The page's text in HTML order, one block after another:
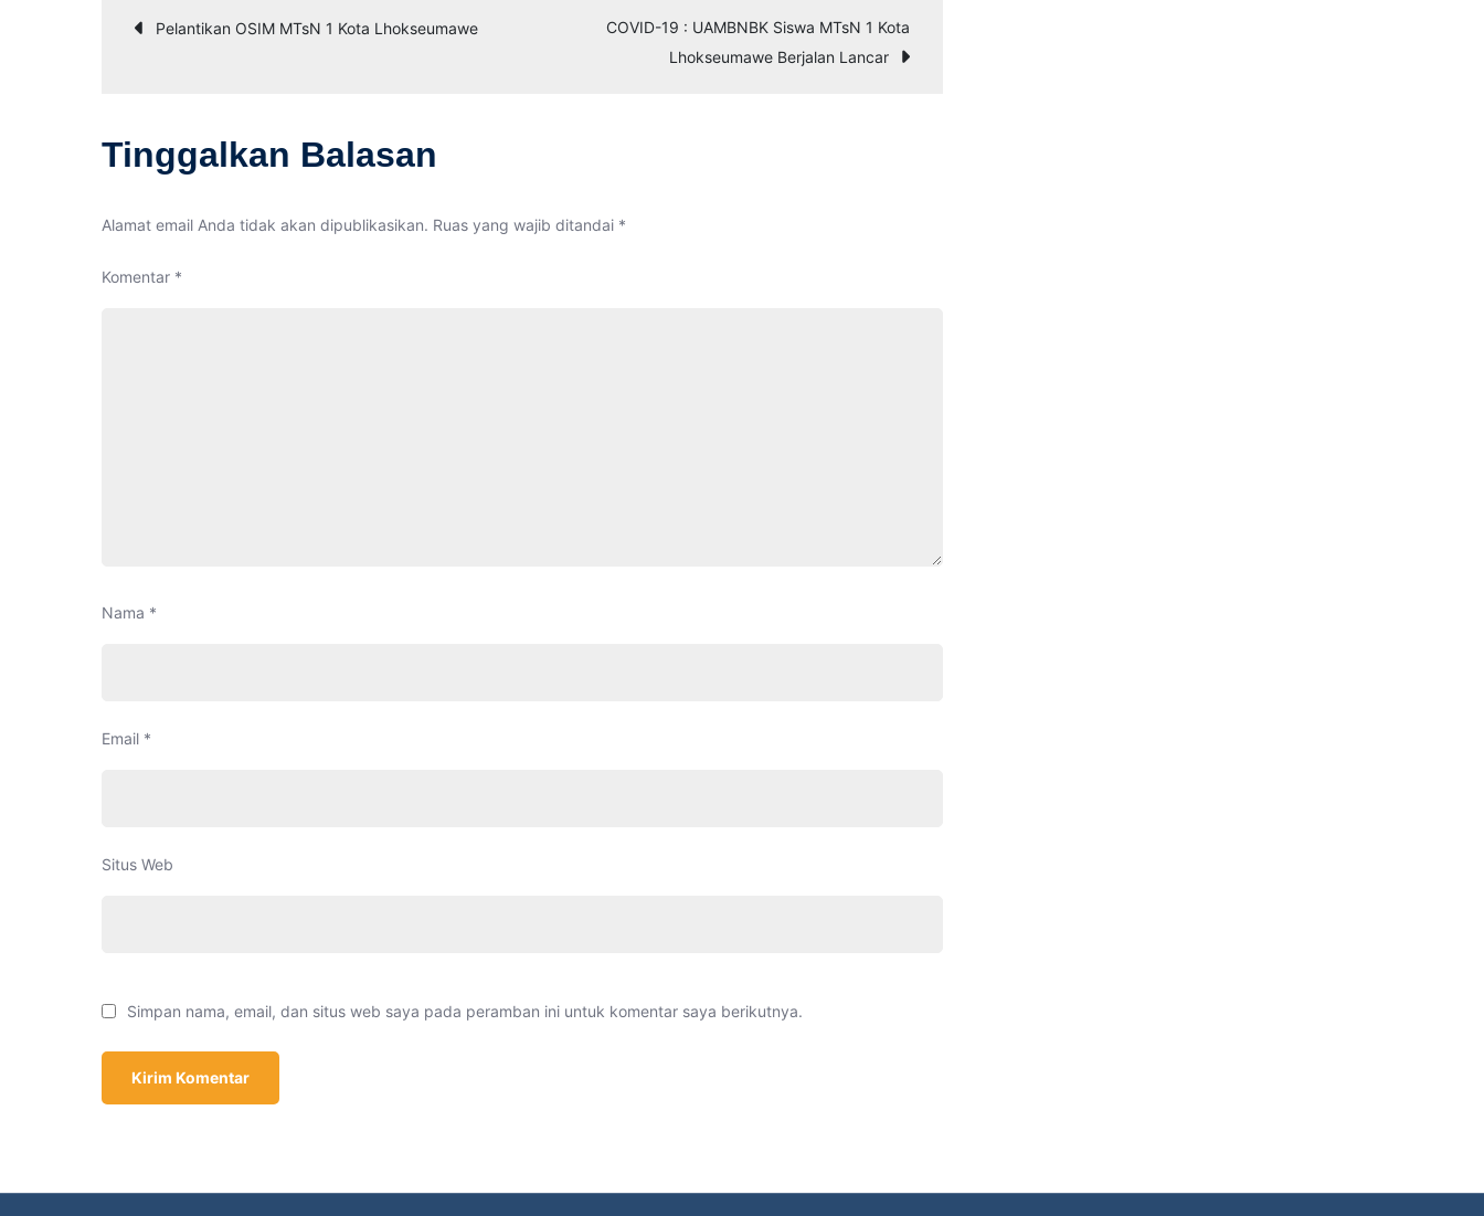
dan
Bazaar
Navigasi
Pelantikan OSIM MTsN 1 Kota Lhokseumawe
COVID-19 : UAMBNBK Siswa MTsN 1 Kota
Lhokseumawe Berjalan Lancar
Tinggalkan Balasan
Alamat email Anda tidak akan dipublikasikan. Ruas yang wajib ditandai *
Komentar *
Nama *
Email *
Situs Web
Simpan nama, email, dan situs web saya pada peramban ini untuk komentar saya berikutnya.